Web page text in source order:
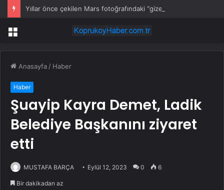
Menü
Anasayfa / Haber
Haber
Şuayip Kayra Demet, Ladik
Belediye Başkanını ziyaret
etti
MUSTAFA BARÇA Eylül 12, 2023 0 6
Bir dakikadan az